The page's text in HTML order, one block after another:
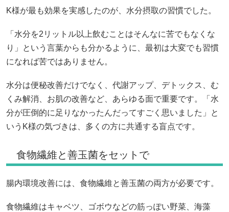
K様が最も効果を実感したのが、水分摂取の習慣でした。
「水分を2リットル以上飲むことはそんなに苦でもなくな
り」という言葉からも分かるように、最初は大変でも習慣
になれば苦ではありません。
水分は便秘改善だけでなく、代謝アップ、デトックス、む
くみ解消、お肌の改善など、あらゆる面で重要です。「水
分が圧倒的に足りなかったんだってすごく思いました」と
いうK様の気づきは、多くの方に共通する盲点です。
食物繊維と善玉菌をセットで
腸内環境改善には、食物繊維と善玉菌の両方が必要です。
食物繊維はキャベツ、ゴボウなどの筋っぽい野菜、海藻